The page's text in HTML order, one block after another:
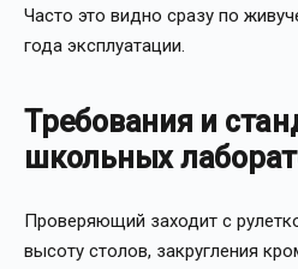
Часто это видно сразу по
года эксплуатации.
Требования и
школьных
Проверяющий заходит с
высоту столов, закругления